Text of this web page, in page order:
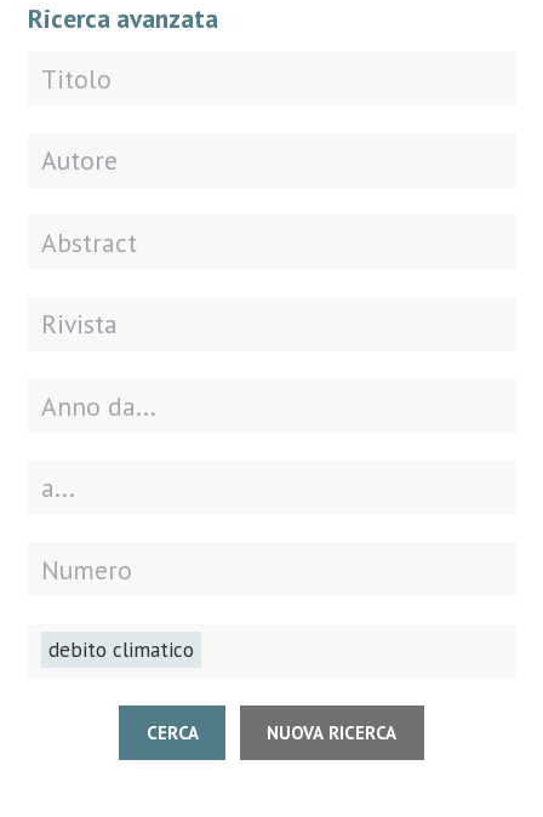
Ricerca avanzata
debito climatico
CERCA NUOVA RICERCA